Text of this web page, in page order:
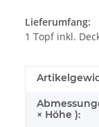
Lieferumfang:
1 Topf inkl.
× Höhe ):